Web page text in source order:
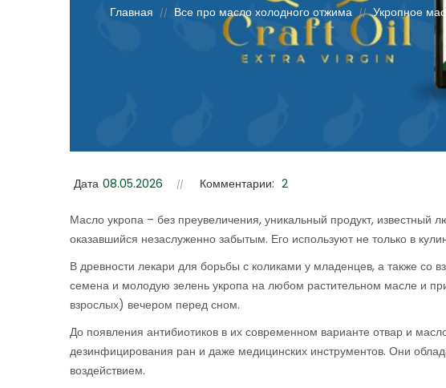
Главная
// Все про масло холодного отжима // Укропное
Дата 08.05.2026 Комментарии: 2
Масло укропа – без преувеличения, уникальный продукт,
оказавшийся незаслуженно забытым. Его используют не только в
В древности лекари для борьбы с коликами у младенцев, а также со
семена и молодую зелень укропа на любом растительном масле и
взрослых) вечером перед сном.
До появления антибиотиков в их современном варианте отвар и
дезинфицирования ран и даже медицинских инструментов. Они
воздействием.